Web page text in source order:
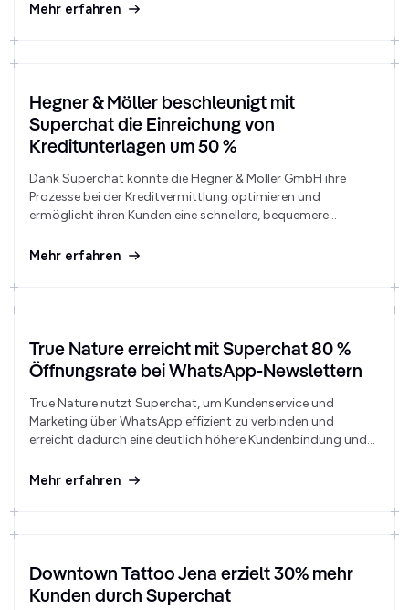
Mehr erfahren
Hegner & Möller beschleunigt mit
Superchat die Einreichung von
Kreditunterlagen um 50 %
Dank Superchat konnte die Hegner & Möller GmbH ihre
Prozesse bei der Kreditvermittlung optimieren und
ermöglicht ihren Kunden eine schnellere, bequemere
Kundenzufriedenheit und Wettbewerbsfähigkeit beiträgt.
Mehr erfahren
True Nature erreicht mit Superchat 80 %
Öffnungsrate bei WhatsApp-Newslettern
True Nature nutzt Superchat, um Kundenservice und
Marketing über WhatsApp effizient zu verbinden und
erreicht dadurch eine deutlich höhere Kundenbindung und
Mehr erfahren
Downtown Tattoo Jena erzielt 30% mehr
Kunden durch Superchat